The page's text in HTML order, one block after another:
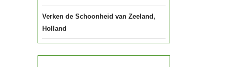
Verken de Schoonheid van Zeeland,
Holland